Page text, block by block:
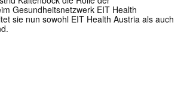
Gesundheitsnetzwerk EIT Health
sie nun sowohl EIT Health Austria als auch